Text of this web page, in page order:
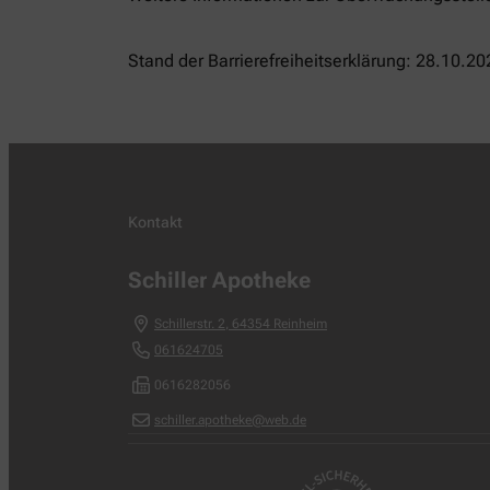
Stand der Barrierefreiheitserklärung:
Kontakt
Schiller Apotheke
Schillerstr. 2 64354 Reinheim
061624705
0616282056
schiller.apotheke@web.de